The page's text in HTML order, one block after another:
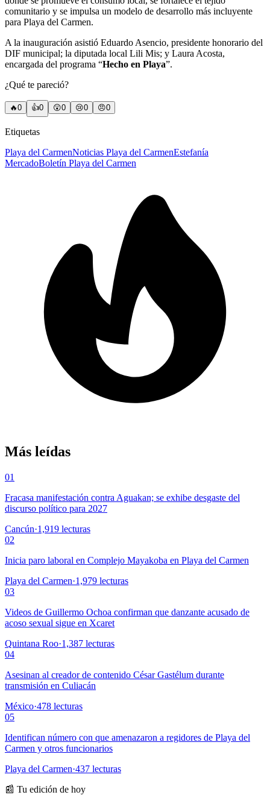
comunitario y se impulsa un modelo de desarrollo más incluyente
para Playa del Carmen.
A la inauguración asistió Eduardo Asencio, presidente honorario del
DIF municipal; la diputada local Lili Mis; y Laura Acosta,
encargada del programa “Hecho en Playa”.
¿Qué te pareció?
🔥0 👍0 😲0 😢0 😠0
Etiquetas
Playa del CarmenNoticias Playa del CarmenEstefanía
MercadoBoletín Playa del Carmen
Más leídas
01
Fracasa manifestación contra Aguakan; se exhibe desgaste del
discurso político para 2027
Cancún·1,919 lecturas
02
Inicia paro laboral en Complejo Mayakoba en Playa del Carmen
Playa del Carmen·1,979 lecturas
03
Videos de Guillermo Ochoa confirman que danzante acusado de
acoso sexual sigue en Xcaret
Quintana Roo·1,387 lecturas
04
Asesinan al creador de contenido César Gastélum durante
transmisión en Culiacán
México·478 lecturas
05
Identifican número con que amenazaron a regidores de Playa del
Carmen y otros funcionarios
Playa del Carmen·437 lecturas
📰 Tu edición de hoy